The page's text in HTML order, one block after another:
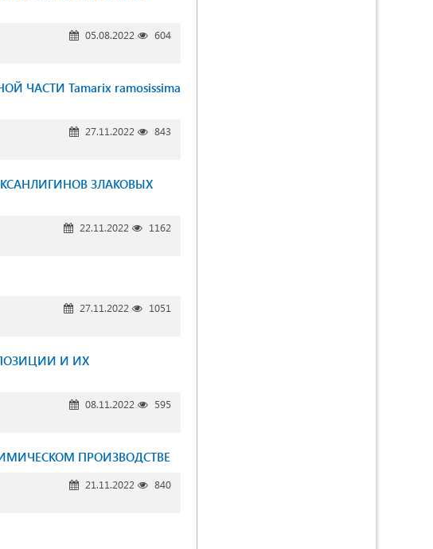
05.08.2022
604
ЧАСТИ Tamarix ramosissima
27.11.2022
843
ЗЛАКОВЫХ
22.11.2022
1162
27.11.2022
1051
И ИХ
08.11.2022
595
ПРОИЗВОДСТВЕ
21.11.2022
840